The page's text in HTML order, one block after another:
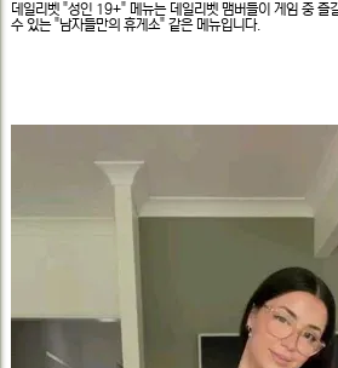
보
데일리벳 "성인 19+" 메뉴는 데일리벳 맴버들이 게임 중 즐
수 있는 "남자들만의 휴게소" 같은 메뉴입니다.